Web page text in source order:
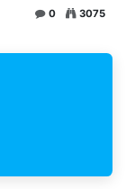
0 3075